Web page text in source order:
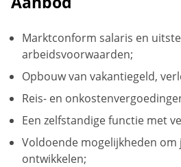
Marktconform salaris en
arbeidsvoorwaarden;
Opbouw van vakantiegeld,
Reis- en
Een zelfstandige functie met
Voldoende mogelijkheden om
ontwikkelen;